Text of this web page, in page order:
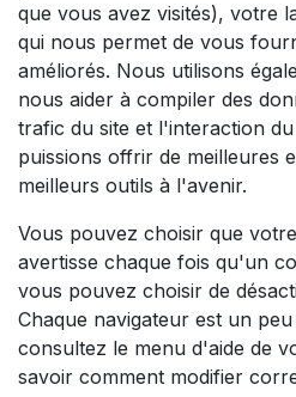
que vous avez visités), votre
qui nous permet de vous
améliorés. Nous utilisons
nous aider à compiler des
trafic du site et l'interaction
puissions offrir de meilleures
meilleurs outils à l'avenir.
Vous pouvez choisir que
avertisse chaque fois qu'un
vous pouvez choisir de
Chaque navigateur est un
consultez le menu d'aide de
savoir comment modifier